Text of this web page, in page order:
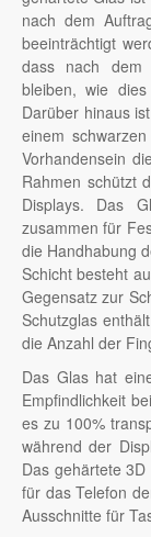
nach dem
beeinträchtigt
dass nach dem
bleiben, wie
Darüber hinaus
einem
Vorhandensein
Rahmen schützt
Displays. Das
zusammen für
die Handhabung
Schicht besteht
Gegensatz zur
Schutzglas
die Anzahl der
Das Glas hat
Empfindlichkeit
es zu 100%
während der
Das gehärtete
für das Telefon
Ausschnitte für